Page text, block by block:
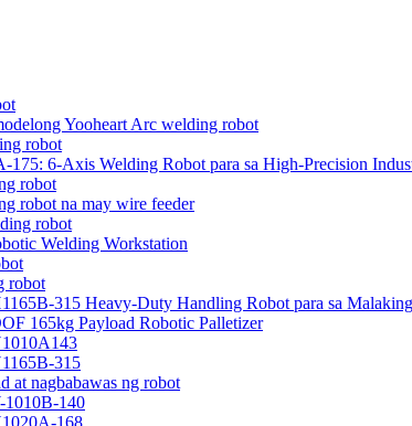
Yooheart Arc welding robot
robot
175: 6-Axis Welding Robot para sa High-Precision
robot
robot na may wire feeder
robot
Welding Workstation
robot
315 Heavy-Duty Handling Robot para sa
165kg Payload Robotic Palletizer
315
at nagbabawas ng robot
1010B-140
168